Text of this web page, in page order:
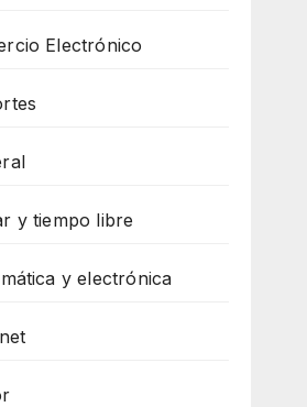
Electrónico
y tiempo libre
y electrónica